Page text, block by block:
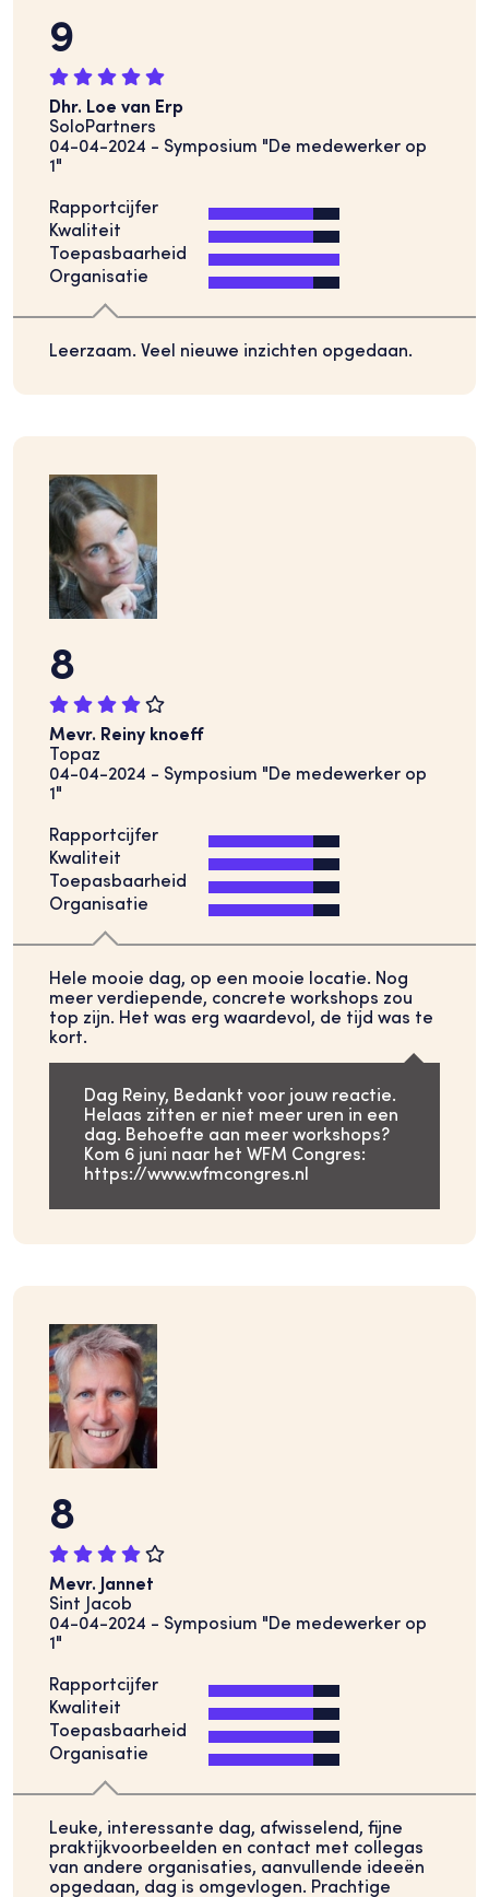
9
Dhr. Loe van Erp
SoloPartners
04-04-2024 - Symposium "De medewerker op
1"
Rapportcijfer
Kwaliteit
Toepasbaarheid
Organisatie
Leerzaam. Veel nieuwe inzichten opgedaan.
8
Mevr. Reiny knoeff
Topaz
04-04-2024 - Symposium "De medewerker op
1"
Rapportcijfer
Kwaliteit
Toepasbaarheid
Organisatie
Hele mooie dag, op een mooie locatie. Nog
meer verdiepende, concrete workshops zou
top zijn. Het was erg waardevol, de tijd was te
kort.
Dag Reiny, Bedankt voor jouw reactie.
Helaas zitten er niet meer uren in een
dag. Behoefte aan meer workshops?
Kom 6 juni naar het WFM Congres:
https://www.wfmcongres.nl
8
Mevr. Jannet
Sint Jacob
04-04-2024 - Symposium "De medewerker op
1"
Rapportcijfer
Kwaliteit
Toepasbaarheid
Organisatie
Leuke, interessante dag, afwisselend, fijne
praktijkvoorbeelden en contact met collegas
van andere organisaties, aanvullende ideeën
opgedaan, dag is omgevlogen. Prachtige